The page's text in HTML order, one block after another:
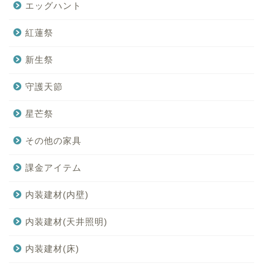
エッグハント
紅蓮祭
新生祭
守護天節
星芒祭
その他の家具
課金アイテム
内装建材(内壁)
内装建材(天井照明)
内装建材(床)